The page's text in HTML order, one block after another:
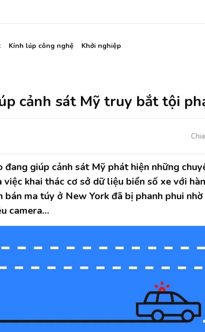
Kính lúp công nghệ Khởi nghiệp
cảnh sát Mỹ truy bắt tội
đang giúp cảnh sát Mỹ phát hiện những
việc khai thác cơ sở dữ liệu biển số xe với
bán ma túy ở New York đã bị phanh phui
camera…